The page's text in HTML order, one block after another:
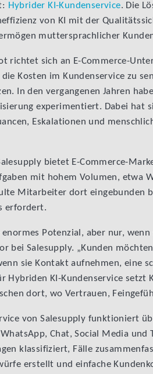
Hybrider KI-Kundenservice. Die
von KI mit der
muttersprachlicher
richtet sich an E-Commerce-
Kosten im Kundenservice zu
In den vergangenen Jahren
experimentiert. Dabei hat
Eskalationen und
bietet E-Commerce-
mit hohem Volumen, etwa
Mitarbeiter dort eingebunden
erfordert.
Potenzial, aber nur,
bei Salesupply. „Kunden
sie Kontakt aufnehmen, eine
KI-Kundenservice setzt
dort, wo Vertrauen,
von Salesupply funktioniert
Chat, Social Media und
klassifiziert, Fälle
erstellt und einfache